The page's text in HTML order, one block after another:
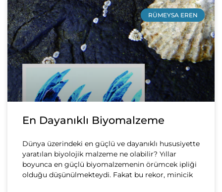
RÜMEYSA EREN
En Dayanıklı Biyomalzeme
Dünya üzerindeki en güçlü ve dayanıklı hususiyette
yaratılan biyolojik malzeme ne olabilir? Yıllar
boyunca en güçlü biyomalzemenin örümcek ipliği
olduğu düşünülmekteydi. Fakat bu rekor, minicik